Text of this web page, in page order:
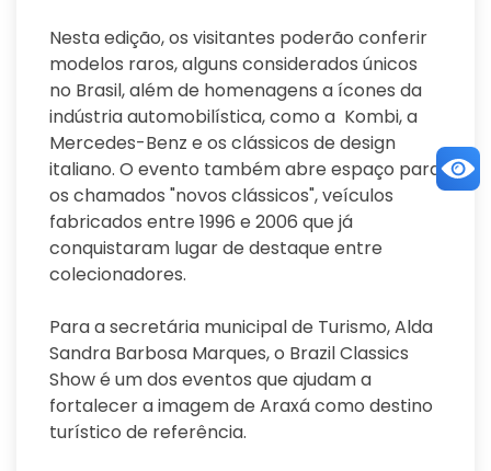
Nesta edição, os visitantes poderão conferir
modelos raros, alguns considerados únicos
no Brasil, além de homenagens a ícones da
indústria automobilística, como a Kombi, a
Mercedes-Benz e os clássicos de design
italiano. O evento também abre espaço para
os chamados "novos clássicos", veículos
fabricados entre 1996 e 2006 que já
conquistaram lugar de destaque entre
colecionadores.
Para a secretária municipal de Turismo, Alda
Sandra Barbosa Marques, o Brazil Classics
Show é um dos eventos que ajudam a
fortalecer a imagem de Araxá como destino
turístico de referência.